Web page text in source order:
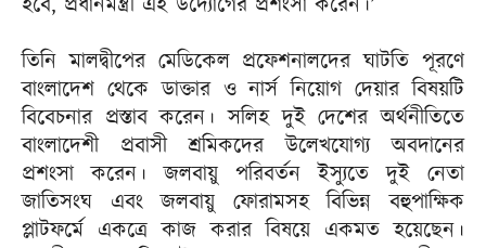
তিনি মালদ্বীপের মেডিকেল প্রফেশনালদের ঘাটতি পূরণে
বাংলাদেশ থেকে ডাক্তার ও নার্স নিয়োগ দেয়ার বিষয়টি
বিবেচনার প্রস্তাব করেন। সলিহ দুই দেশের অর্থনীতিতে
বাংলাদেশী প্রবাসী শ্রমিকদের উলে­খযোগ্য অবদানের
প্রশংসা করেন। জলবায়ু পরিবর্তন ইস্যুতে দুই নেতা
জাতিসংঘ এবং জলবায়ু ফোরামসহ বিভিন্ন বহুপাক্ষিক
প্লাটফর্মে একত্রে কাজ করার বিষয়ে একমত হয়েছেন।